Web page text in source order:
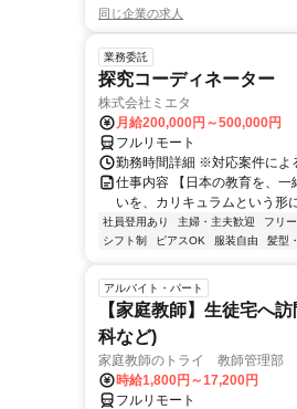
同じ企業の求人
業務委託
探究コーディネーター
株式会社ミエタ
月給200,000円～500,000円
フルリモート
勤務時間詳細 ※対応案件によ
仕事内容 【日本の教育を、
いを、カリキュラムという形
社員登用あり 主婦・主夫歓迎 フリ
シフト制
ピアスOK 服装自由 髪型
アルバイト・パート
【家庭教師】生徒宅へ
科など)
家庭教師のトライ 教師管理部
時給1,800円～17,200円
フルリモート